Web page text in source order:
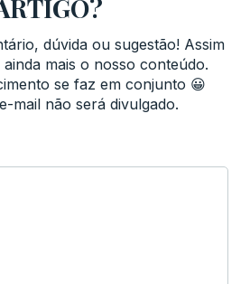
dúvida ou sugestão! Assim
mais o nosso conteúdo.
se faz em conjunto 😀
mail não será divulgado.